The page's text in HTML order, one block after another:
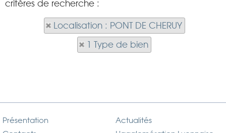
critères de recherche :
Localisation : PONT DE CHERUY
1 Type de bien
Présentation
Actualités